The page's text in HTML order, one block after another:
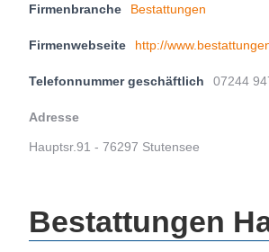
Firmenbranche Bestattungen
Firmenwebseite http://
Telefonnummer geschäftlich 07244
Adresse
Hauptsr.91 - 76297 Stutensee
Bestattungen